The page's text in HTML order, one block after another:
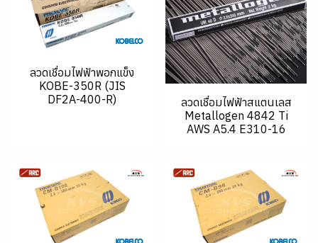
ลวดเชื่อมไฟฟ้าพอกแข็ง
KOBE-350R (JIS
DF2A-400-R)
ลวดเชื่อมไฟฟ้าสแตนเลส
Metallogen 4842 Ti
AWS A5.4 E310-16